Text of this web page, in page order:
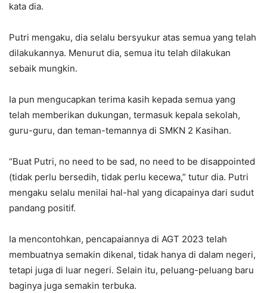
kata dia.
Putri mengaku, dia selalu bersyukur atas semua yang telah
dilakukannya. Menurut dia, semua itu telah dilakukan
sebaik mungkin.
Ia pun mengucapkan terima kasih kepada semua yang
telah memberikan dukungan, termasuk kepala sekolah,
guru-guru, dan teman-temannya di SMKN 2 Kasihan.
“Buat Putri, no need to be sad, no need to be disappointed
(tidak perlu bersedih, tidak perlu kecewa,” tutur dia. Putri
mengaku selalu menilai hal-hal yang dicapainya dari sudut
pandang positif.
Ia mencontohkan, pencapaiannya di AGT 2023 telah
membuatnya semakin dikenal, tidak hanya di dalam negeri,
tetapi juga di luar negeri. Selain itu, peluang-peluang baru
baginya juga semakin terbuka.